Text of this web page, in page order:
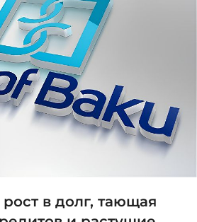
в долг, тающая